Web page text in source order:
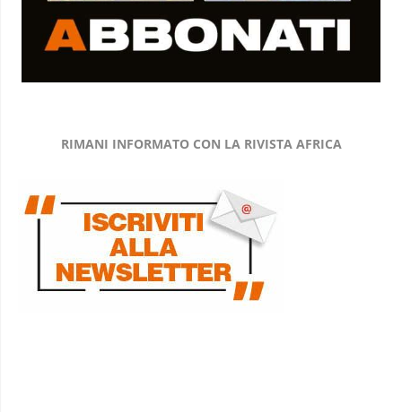
RIMANI INFORMATO CON LA RIVISTA AFRICA